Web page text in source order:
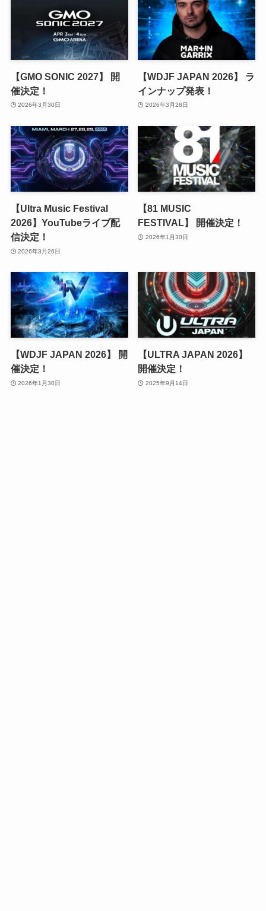
【GMO SONIC 2027】 開
催決定！
2026年3月30日
【WDJF JAPAN 2026】 ラ
インナップ発表！
2026年3月28日
【Ultra Music Festival
2026】YouTubeライブ配
信決定！
2026年3月26日
【81 MUSIC
FESTIVAL】 開催決定！
2026年1月30日
【WDJF JAPAN 2026】 開
催決定！
2026年1月30日
【ULTRA JAPAN 2026】
開催決定！
2025年9月14日